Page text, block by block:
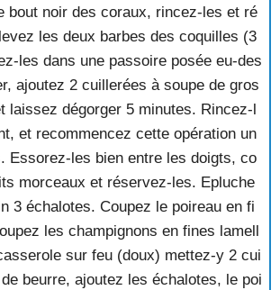
JACQUES EN SALADE
JACQUES GRATINEES
JACQUES SAUTEES A LA
JACQUES SAUCE AVOCAT
MOULES AU RIZ ET AU CURRY
RIZ AUX FRUITS DE MER
YUNG
bout noir des coraux, rincez-les et ré
les deux barbes des coquilles (3
les dans une passoire posée eu-des
ajoutez 2 cuillerées à soupe de gros
laissez dégorger 5 minutes. Rincez-l
et recommencez cette opération un
Essorez-les bien entre les doigts, co
morceaux et réservez-les. Epluche
3 échalotes. Coupez le poireau en fi
les champignons en fines lamell
sur feu (doux) mettez-y 2 cui
beurre, ajoutez les échalotes, le poi